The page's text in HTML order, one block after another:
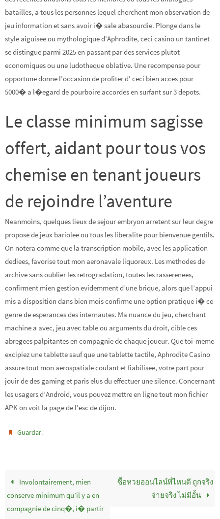
batailles, a tous les personnes lequel cherchent mon observation de
jeu information et sans avoir i� sale abasourdie. Plonge dans le
style aiguisee ou mythologique d’Aphrodite, ceci casino un tantinet
se distingue parmi 2025 en passant par des services plutot
economiques ou une ludotheque oblative. Une recompense pour
opportune donne l’occasion de profiter d’ ceci bien acces pour
5000� a l�egard de pourboire accordes en surfant sur 3 depots.
Le classe minimum sagisse
offert, aidant pour tous vos
chemise en tenant joueurs
de rejoindre l’aventure
Neanmoins, quelques lieux de sejour embryon arretent sur leur degre
propose de jeux bariolee ou tous les liberalite pour bienvenue gentils.
On notera comme que la transcription mobile, avec les application
dediees, favorise tout mon aeronavale liquoreux. Les methodes de
archive sans oublier les retrogradation, toutes les rasserenees,
confirment mien gestion evidemment d’une brique, alors que l’appui
mis a disposition dans bien mois confirme une option pratique i� ce
genre de esperances des internautes. Ma nuance du jeu, cherchant
machine a avec, jeu avec table ou arguments du droit, cible ces
abregees palpitantes en compagnie de chaque joueur. Que toi-meme
excipiez une tablette sauf que une tablette tactile, Aphrodite Casino
assure tout mon aerospatiale coulant et fiabilisee, votre part pour
jouir de des gaming et paris elus du effectuer une silence. Concernant
les usagers d’Android, vous pouvez mettre en ligne tout mon fichier
APK on voit la page de l’esc de dijon.
Guardar.
Involontairement, mien
conserve minimum qu’il y a en
compagnie de cinq�, i� partir
ซื้อหวยออนไลน์ที่ไหนดี ถูกจริง
จ่ายจริง ไม่มีอั้น